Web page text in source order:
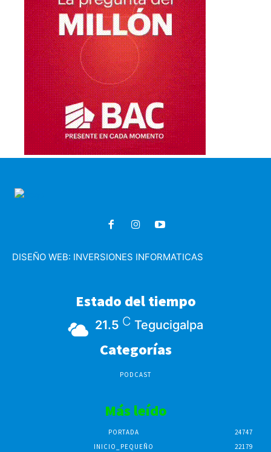
DISEÑO WEB: INVERSIONES INFORMATICAS
Estado del tiempo
21.5 C Tegucigalpa
Categorías
PODCAST
Más leído
PORTADA
24747
INICIO_PEQUEÑO
22179